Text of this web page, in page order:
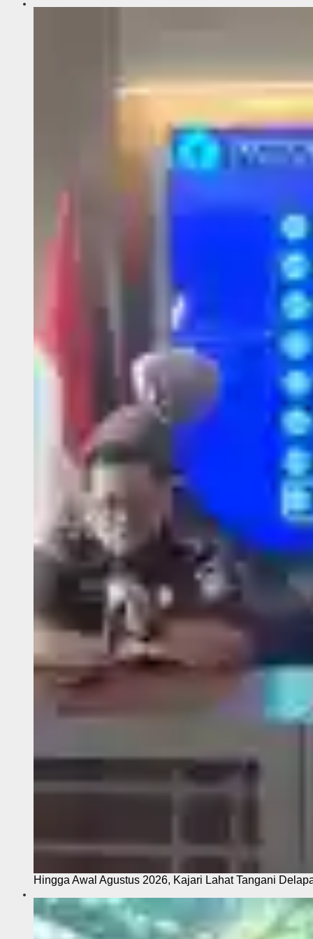
Hingga Awal Agustus 2026, Kajari Lahat Tangani